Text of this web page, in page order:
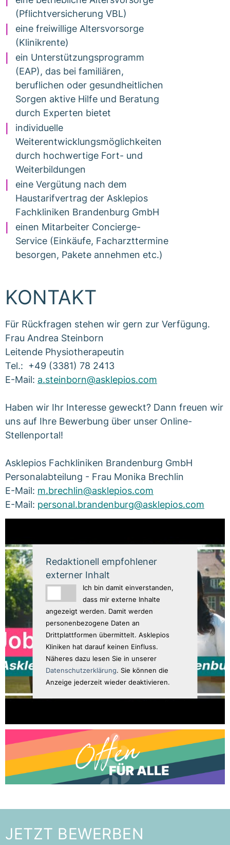
(Pflichtversicherung VBL)
eine freiwillige Altersvorsorge
(Klinikrente)
ein Unterstützungsprogramm
(EAP), das bei familiären,
beruflichen oder gesundheitlichen
Sorgen aktive Hilfe und Beratung
durch Experten bietet
individuelle
Weiterentwicklungsmöglichkeiten
durch hochwertige Fort- und
Weiterbildungen
eine Vergütung nach dem
Haustarifvertrag der Asklepios
Fachkliniken Brandenburg GmbH
einen Mitarbeiter Concierge-
Service (Einkäufe, Facharzttermine
besorgen, Pakete annehmen etc.)
KONTAKT
Für Rückfragen stehen wir gern zur Verfügung.
Frau Andrea Steinborn
Leitende Physiotherapeutin
Tel.: +49 (3381) 78 2413
E-Mail: a.steinborn@asklepios.com
Haben wir Ihr Interesse geweckt? Dann freuen wir
uns auf Ihre Bewerbung über unser Online-
Stellenportal!
Asklepios Fachkliniken Brandenburg GmbH
Personalabteilung - Frau Monika Brechlin
E-Mail: m.brechlin@asklepios.com
E-Mail: personal.brandenburg@asklepios.com
Redaktionell empfohlener
externer Inhalt
Ich bin damit einverstanden,
dass mir externe Inhalte
angezeigt werden. Damit werden
personenbezogene Daten an
Drittplattformen übermittelt. Asklepios
Kliniken hat darauf keinen Einfluss.
Näheres dazu lesen Sie in unserer
Datenschutzerklärung. Sie können die
Anzeige jederzeit wieder deaktivieren.
JETZT BEWERBEN